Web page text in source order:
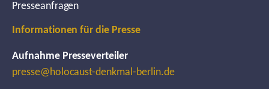
Presseanfragen
Informationen für die Presse
Aufnahme Presseverteiler
presse@holocaust-denkmal-berlin.de